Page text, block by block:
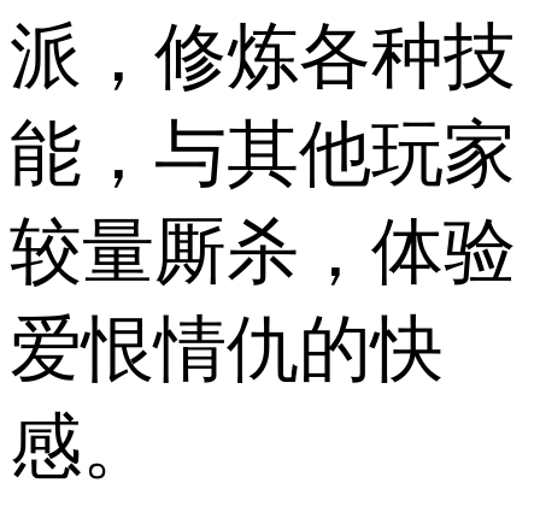
派，修炼各种技
能，与其他玩家
较量厮杀，体验
爱恨情仇的快
感。